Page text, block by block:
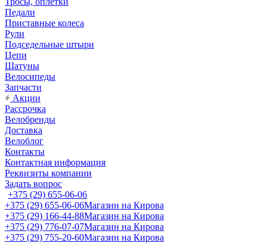
Педали
Приставные колеса
Рули
Подседельные штыри
Цепи
Шатуны
Велосипеды
Запчасти
Акции
Рассрочка
Велобренды
Доставка
Велоблог
Контакты
Контактная информация
Реквизиты компании
Задать вопрос
+375 (29) 655-06-06
+375 (29) 655-06-06Магазин на Кирова
+375 (29) 166-44-88Магазин на Кирова
+375 (29) 776-07-07Магазин на Кирова
+375 (29) 755-20-60Магазин на Кирова